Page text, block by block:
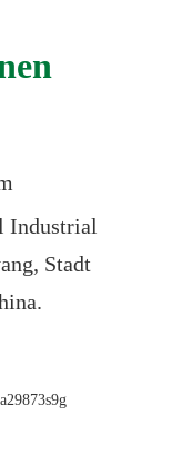
Industrial
Stadt